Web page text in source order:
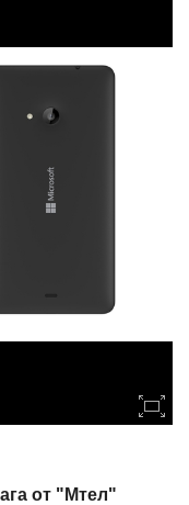
от "Мтел"